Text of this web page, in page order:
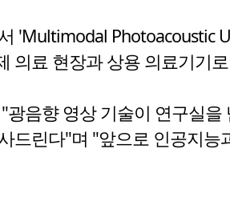
'Multimodal Photoacoustic
의료 현장과 상용 의료기기
광음향 영상 기술이 연구실
드린다"며 "앞으로 인공지